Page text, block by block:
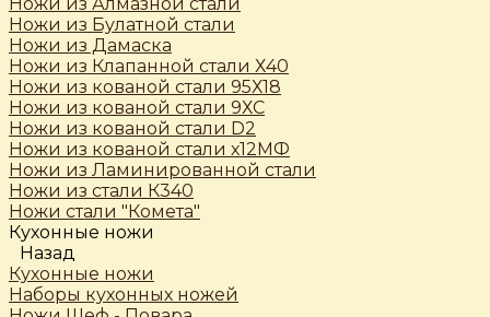
Ножи из Булатной стали
Ножи из Дамаска
Ножи из Клапанной стали Х40
Ножи из кованой стали 95Х18
Ножи из кованой стали 9ХС
Ножи из кованой стали D2
Ножи из кованой стали х12МФ
Ножи из Ламинированной стали
Ножи из стали К340
Ножи стали "Комета"
Кухонные ножи
Назад
Кухонные ножи
Наборы кухонных ножей